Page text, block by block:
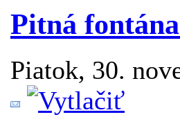
Pitná
Piatok, 30.